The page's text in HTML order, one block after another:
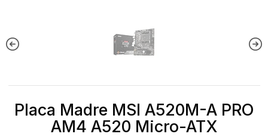
Placa Madre MSI A520M-A PRO
AM4 A520 Micro-ATX